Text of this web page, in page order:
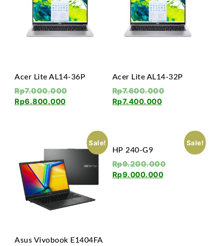
Acer Lite AL14-36P
Rp7.000.000
Rp6.800.000
Acer Lite AL14-32P
Rp7.600.000
Rp7.400.000
Sale!
Asus Vivobook E1404FA
Sale!
HP 240-G9
Rp9.200.000
Rp9.000.000